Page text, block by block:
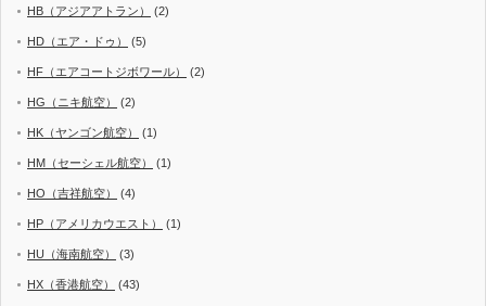
HB（アジアアトラン） (2)
HD（エア・ドゥ） (5)
HF（エアコートジボワール） (2)
HG（ニキ航空） (2)
HK（ヤンゴン航空） (1)
HM（セーシェル航空） (1)
HO（吉祥航空） (4)
HP（アメリカウエスト） (1)
HU（海南航空） (3)
HX（香港航空） (43)